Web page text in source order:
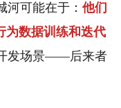
河可能在于： 他们
为数据训练和迭代
发场景——后来者